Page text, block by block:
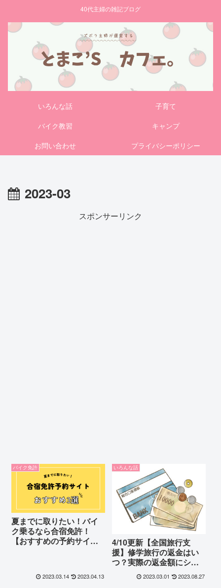
40代主婦の雑記ブログ
いろんな話
子育て
バイク教習
キャンプ
お問い合わせ
プライバシーポリシー
2023-03
スポンサーリンク
バイク免許
夏までに取りたい！バイ
ク乗るなら合宿免許！
【おすすめの予約サイト3
2023.03.14 2023.04.13
いろんな話
4/10更新【全国旅行支
援】修学旅行の返金はい
つ？実際の返金額にショ
ック！沖縄へ行った高校
生の場合。2023.03.01 2023.08.27